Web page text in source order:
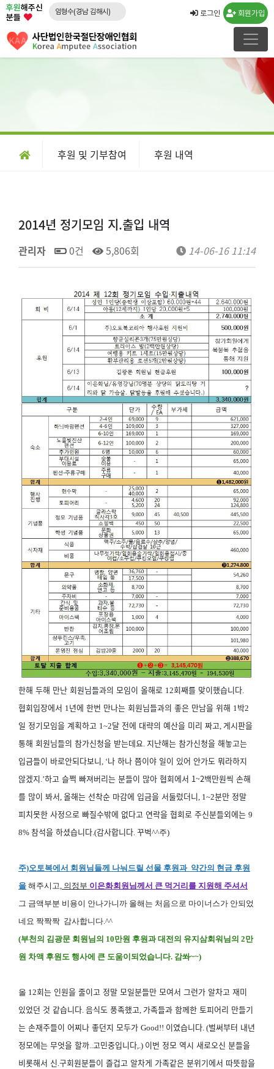
후원해주신
분들
임형수(경남 김해시)
문승영(강원 속초시)
김도영(경북 포항시)
류민우(경남 양산시)
로그인 회원가입
후원 및 기부참여 후원 내역
2014년 정기모임 지.출입 내역
관리자 0건 5,806회 14-06-16 11:14
한해 두해 만난 회원님들과의 모임이 올해로 12회째를 맞이했습니다
협회입장에서 1 년에 한번 만나는 회원님들과의 좋은 만남을 위해 1 박2
일 정기모임을 계획하고 1~2달 전에 대략의 예산을 미리 짜고 게시판을
통해 회원님들의 참가신청을 받는데요 지난해는 참가신청을 해놓고는
입금들이 바로안되다보니 , ‘나 하나 쯤이야 일이 있어 안가도 뭐라하지
않겠지 .’하고 슬쩍 빠져버리는 분들이 많아 협회에서 1~2백만원씩 손해
를 많이 봐서 올해는 선착순 마감에 입금을 서둘렀더니 , 1~2분만 정말
피치못한 사정으로 빠질수밖에 없다고 연락을 협회로 주신분들외에는 9
8% 참석을 하셨습니다 .(감사합니다 꾸벅^^주)
주)오토복에서 회원님들께 나눠드릴 선물 후원과 약간의 현금 후원
을 해주시고, 의정부 이은화회원님께서 큰 먹거리를 지원해 주셔서
그 금액부분 비용이 안나가니까 올해는 처음으로 마이너스가 안되었
네요 짝짝짝 감사합니다.^^
(부천의 김광문 회원님의 10만원 후원과 대전의 유지삼회워님의 2만
원 차액 후원도 행사에 큰 도움이되었습니다. 감쏴~~)
올 12회는 인원을 줄이고 정말 모일분들만 모여서 그런가 알차고 재미
있었던 것 같습니다 음식도 풍족했고 가족들과 함께한 토피어리 만들기
는 손재주들이 어찌나 좋던지 모두가 Good!! 이였습니다 . (벌써부터 내년
정모에는 무엇을 할까 고민중입니다 ,.) 이번 정모 역시 새로오신 분들을
비롯해서 신 구회원분들이 즐겁고 알차게 가족같은 분위기에서 따뜻함을